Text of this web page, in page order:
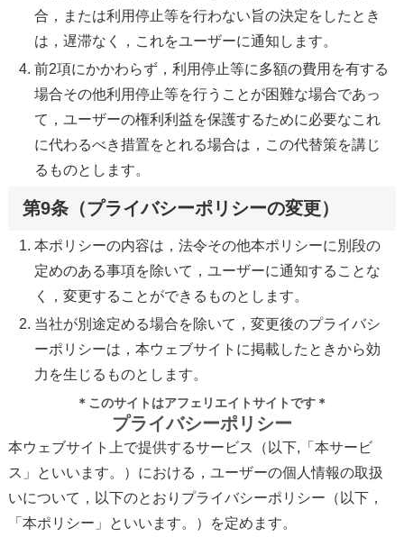
合，または利用停止等を行わない旨の決定をしたとき
は，遅滞なく，これをユーザーに通知します。
前2項にかかわらず，利用停止等に多額の費用を有する
場合その他利用停止等を行うことが困難な場合であっ
て，ユーザーの権利利益を保護するために必要なこれ
に代わるべき措置をとれる場合は，この代替策を講じ
るものとします。
第9条（プライバシーポリシーの変更）
本ポリシーの内容は，法令その他本ポリシーに別段の
定めのある事項を除いて，ユーザーに通知することな
く，変更することができるものとします。
当社が別途定める場合を除いて，変更後のプライバシ
ーポリシーは，本ウェブサイトに掲載したときから効
力を生じるものとします。
＊このサイトはアフェリエイトサイトです＊
プライバシーポリシー
本ウェブサイト上で提供するサービス（以下,「本サービ
ス」といいます。）における，ユーザーの個人情報の取扱
いについて，以下のとおりプライバシーポリシー（以下，
「本ポリシー」といいます。）を定めます。